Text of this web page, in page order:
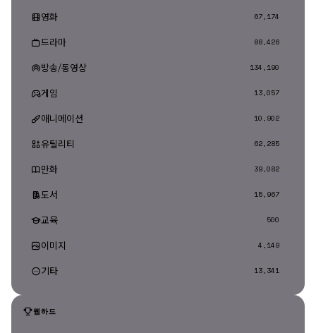
영화 67,174
드라마 88,426
방송/동영상 134,190
게임 13,057
애니메이션 10,902
유틸리티 62,285
만화 39,082
도서 15,967
교육 500
이미지 4,149
기타 13,341
웹하드